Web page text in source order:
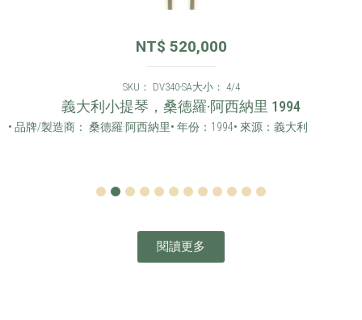
NT$ 520,000
SKU： DV340-SA大小： 4/4
義大利小提琴，桑德羅·阿西納里 1994
• 品牌/製造商： 桑德羅·阿西納里• 年份：1994• 來源：義大利
4 5 6 7 8 9 101112
閱讀更多